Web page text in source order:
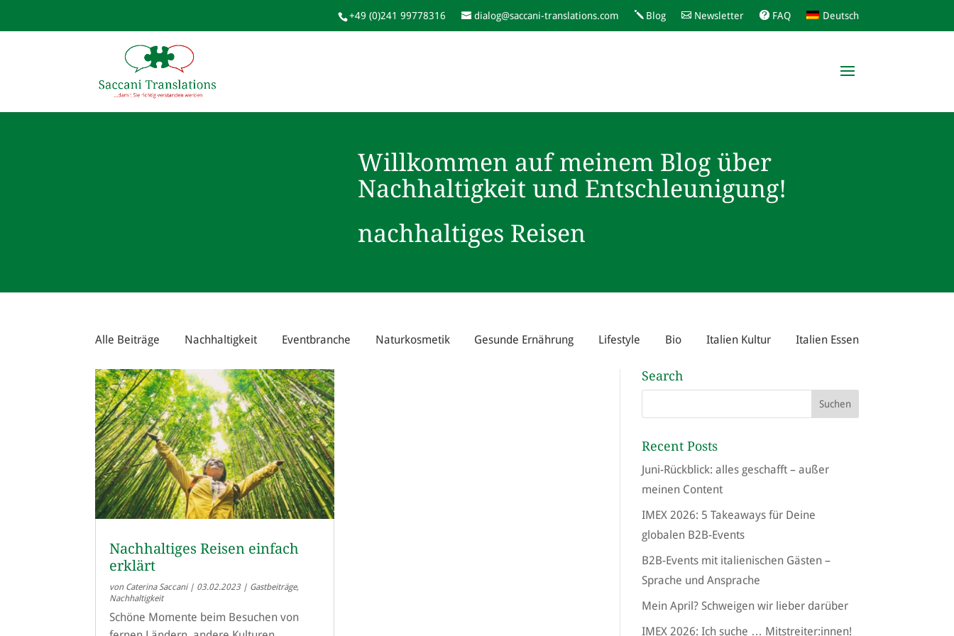
+49 (0)241 99778316 dialog@saccani-translations.com Blog Newsletter FAQ Deutsch
Willkommen auf meinem Blog über
Nachhaltigkeit und Entschleunigung!
nachhaltiges Reisen
Alle Beiträge Nachhaltigkeit Eventbranche Naturkosmetik Gesunde Ernährung Lifestyle Bio Italien Kultur Italien Essen
Nachhaltiges Reisen einfach
erklärt
von Caterina Saccani| 03.02.2023| Gastbeiträge,
Nachhaltigkeit
Schöne Momente beim Besuchen von
Search
Recent Posts
Juni-Rückblick: alles geschafft – außer
meinen Content
IMEX 2026: 5 Takeaways für Deine
globalen B2B-Events
B2B-Events mit italienischen Gästen –
Sprache und Ansprache
Mein April? Schweigen wir lieber darüber
IMEX 2026: Ich suche … Mitstreiter:innen!